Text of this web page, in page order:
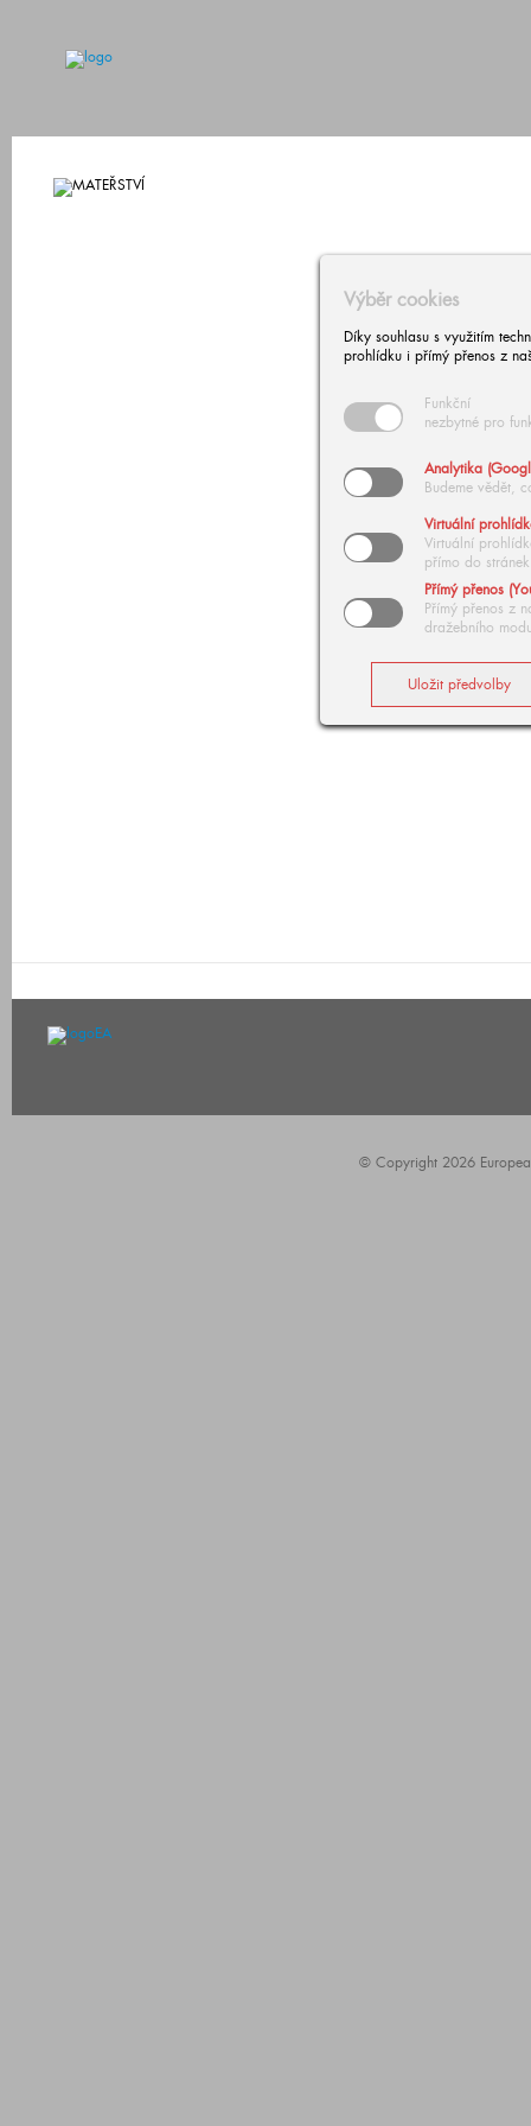
Výběr cookies
Díky souhlasu s využitím
prohlídku i přímý přenos z
Funkční
nezbytné pro
Analytika
Budeme vědět,
Virtuální
Virtuální
přímo do stránek
Přímý přenos
Přímý přenos z
dražebního
© Copyright 2026